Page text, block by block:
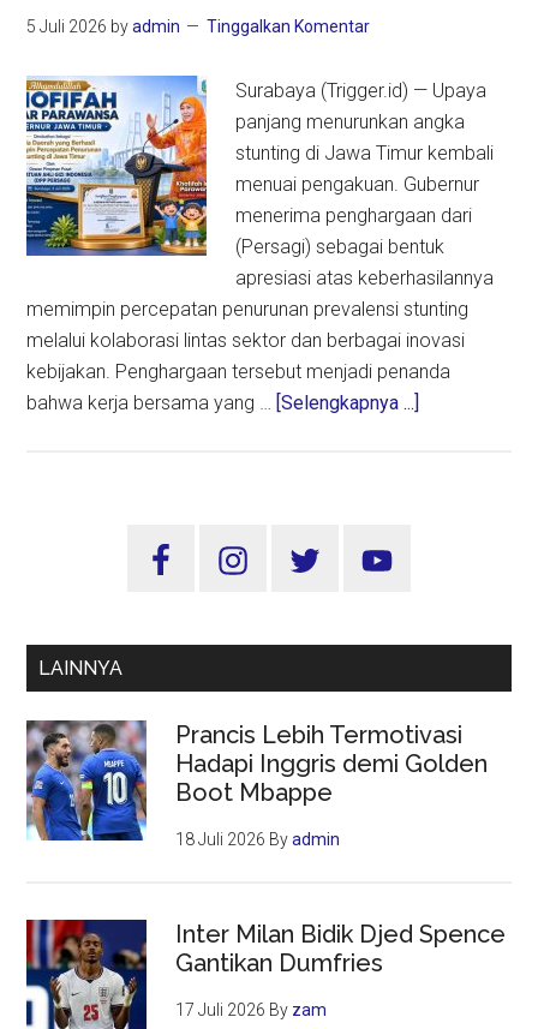
5 Juli 2026 byadmin Tinggalkan Komentar
Surabaya (Trigger.id) — Upaya
panjang menurunkan angka
stunting di Jawa Timur kembali
menuai pengakuan. Gubernur
menerima penghargaan dari
(Persagi) sebagai bentuk
apresiasi atas keberhasilannya
memimpin percepatan penurunan prevalensi stunting
melalui kolaborasi lintas sektor dan berbagai inovasi
kebijakan. Penghargaan tersebut menjadi penanda
bahwa kerja bersama yang … [Selengkapnya ...]
untuk
Sidebar
LAINNYA
Prancis Lebih Termotivasi
Hadapi Inggris demi Golden
Boot Mbappe
18 Juli 2026 Byadmin
Inter Milan Bidik Djed Spence
Gantikan Dumfries
17 Juli 2026 By zam